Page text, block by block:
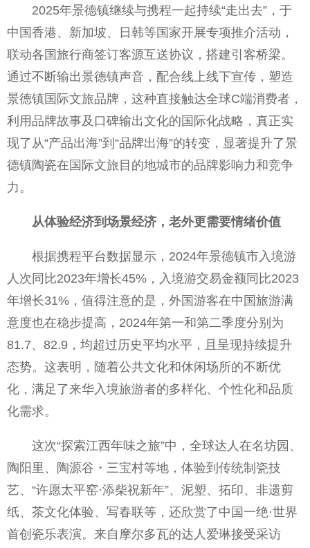
2025年景德镇继续与携程一起持续“走出去”，于
中国香港、新加坡、日韩等国家开展专项推介活动，
联动各国旅行商签订客源互送协议，搭建引客桥梁。
通过不断输出景德镇声音，配合线上线下宣传，塑造
景德镇国际文旅品牌，这种直接触达全球C端消费者，
利用品牌故事及口碑输出文化的国际化战略，真正实
现了从“产品出海”到“品牌出海”的转变，显著提升了景
德镇陶瓷在国际文旅目的地城市的品牌影响力和竞争
力。
从体验经济到场景经济，老外更需要情绪价值
根据携程平台数据显示，2024年景德镇市入境游
人次同比2023年增长45%，入境游交易金额同比2023
年增长31%，值得注意的是，外国游客在中国旅游满
意度也在稳步提高，2024年第一和第二季度分别为
81.7、82.9，均超过历史平均水平，且呈现持续提升
态势。这表明，随着公共文化和休闲场所的不断优
化，满足了来华入境旅游者的多样化、个性化和品质
化需求。
这次“探索江西年味之旅”中，全球达人在名坊园、
陶阳里、陶源谷・三宝村等地，体验到传统制瓷技
艺、“许愿太平窑·添柴祝新年”、泥塑、拓印、非遗剪
纸、茶文化体验、写春联等，还欣赏了中国一绝·世界
首创瓷乐表演。来自摩尔多瓦的达人爱琳接受采访